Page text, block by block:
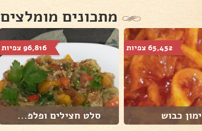
מתכונים מומלצים
65,452 צפיות
כבוש
96,816 צפיות
סלט חצילים ופלפ...